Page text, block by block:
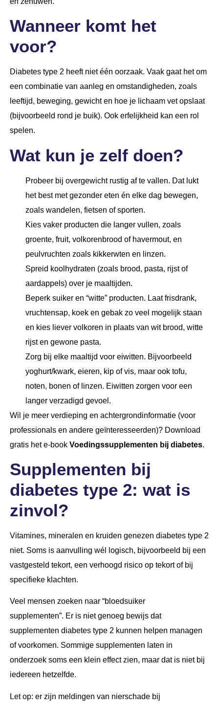
Wanneer komt het
voor?
Diabetes type 2 heeft niet één oorzaak. Vaak gaat het om
een combinatie van aanleg en omstandigheden, zoals
leeftijd, beweging, gewicht en hoe je lichaam vet opslaat
(bijvoorbeeld rond je buik). Ook erfelijkheid kan een rol
spelen.
Wat kun je zelf doen?
Probeer bij overgewicht rustig af te vallen. Dat lukt
het best met gezonder eten én elke dag bewegen,
zoals wandelen, fietsen of sporten.
Kies vaker producten die langer vullen, zoals
groente, fruit, volkorenbrood of havermout, en
peulvruchten zoals kikkerwten en linzen.
Spreid koolhydraten (zoals brood, pasta, rijst of
aardappels) over je maaltijden.
Beperk suiker en “witte” producten. Laat frisdrank,
vruchtensap, koek en gebak zo veel mogelijk staan
en kies liever volkoren in plaats van wit brood, witte
rijst en gewone pasta.
Zorg bij elke maaltijd voor eiwitten. Bijvoorbeeld
yoghurt/kwark, eieren, kip of vis, maar ook tofu,
noten, bonen of linzen. Eiwitten zorgen voor een
langer verzadigd gevoel.
Wil je meer verdieping en achtergrondinformatie (voor
professionals en andere geïnteresseerden)? Download
gratis het e-book Voedingssupplementen bij diabetes.
Supplementen bij
diabetes type 2: wat is
zinvol?
Vitamines, mineralen en kruiden genezen diabetes type 2
niet. Soms is aanvulling wél logisch, bijvoorbeeld bij een
vastgesteld tekort, een verhoogd risico op tekort of bij
specifieke klachten.
Veel mensen zoeken naar “bloedsuiker
supplementen”. Er is niet genoeg bewijs dat
supplementen diabetes type 2 kunnen helpen managen
of voorkomen. Sommige supplementen laten in
onderzoek soms een klein effect zien, maar dat is niet bij
iedereen hetzelfde.
Let op: er zijn meldingen van nierschade bij